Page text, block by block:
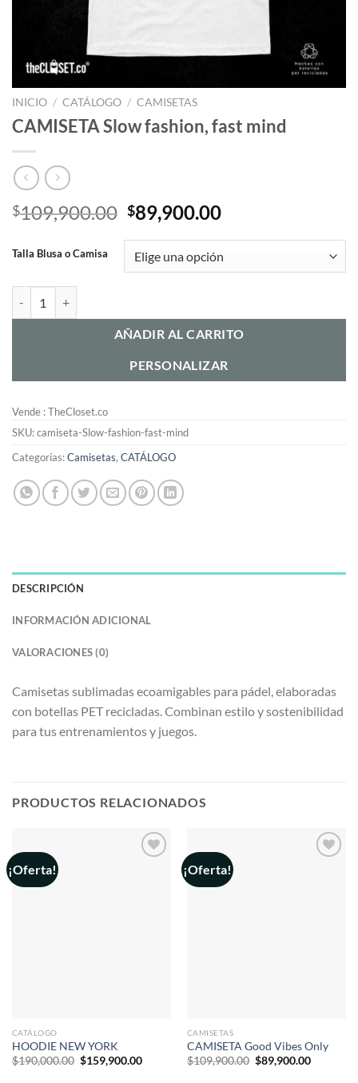
INICIO / CATÁLOGO / CAMISETAS
CAMISETA Slow fashion, fast mind
$109,900.00 El
precio
original
era:
$89,900.00El
actual
es:
Talla Blusa o Camisa
AÑADIR AL CARRITO
PERSONALIZAR
Vende : TheCloset.co
SKU:camiseta-Slow-fashion-fast-mind
Categorías:Camisetas, CATÁLOGO
DESCRIPCIÓN
INFORMACIÓN ADICIONAL
VALORACIONES (0)
Camisetas sublimadas ecoamigables para pádel, elaboradas
con botellas PET recicladas. Combinan estilo y sostenibilidad
para tus entrenamientos y juegos.
PRODUCTOS RELACIONADOS
¡Oferta!
CATÁLOGO
HOODIE NEW YORK
$190,000.00 El
precio
$159,900.00El
¡Oferta!
CAMISETAS
CAMISETA Good Vibes Only
$109,900.00 El
precio
$89,900.00El